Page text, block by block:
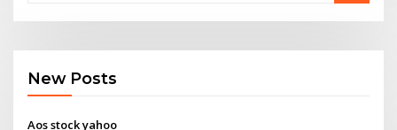
New Posts
Aos stock yahoo